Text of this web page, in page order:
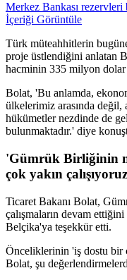
Merkez Bankası rezervleri
İçeriği Görüntüle
Türk müteahhitlerin
proje üstlendiğini anlatan
hacminin 335 milyon
Bolat, 'Bu anlamda,
ülkelerimiz arasında değil,
hükümetler nezdinde de
bulunmaktadır.' diye
'Gümrük Birliğinin
çok yakın
Ticaret Bakanı Bolat,
çalışmaların devam
Belçika'ya teşekkür etti.
Önceliklerinin 'iş dostu bir
Bolat, şu